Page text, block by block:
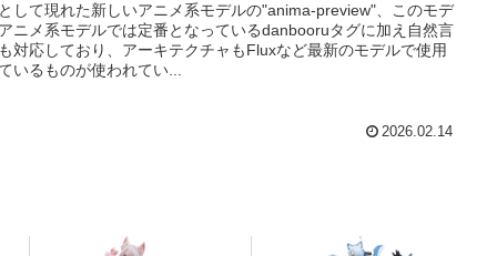
して現れた新しいアニメ系モデルの"anima-preview"、このモデ
ニメ系モデルでは定番となっているdanbooruタグに加え自然言
対応しており、アーキテクチャもFluxなど最新のモデルで使用
いるものが使われてい...
2026.02.14